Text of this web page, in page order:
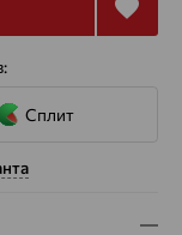
Сплит